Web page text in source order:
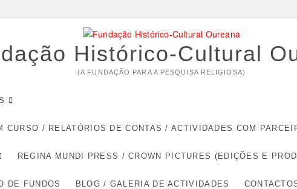
Histórico-Cultural
(A FUNDAÇÃO PARA A PESQUISA RELIGIOSA)
/ RELATÓRIOS DE CONTAS / ACTIVIDADES COM
REGINA MUNDI PRESS / CROWN PICTURES (EDIÇÕES E
DE FUNDOS BLOG / GALERIA DE ACTIVIDADES